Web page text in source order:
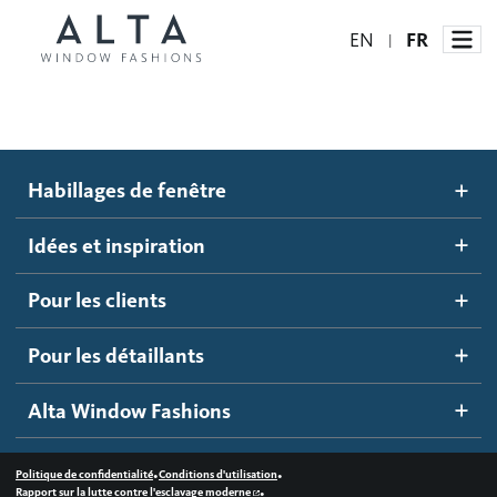
EN | FR
Stores automatisés
Stores alvéolés
Stores à enrouleur
Stores à bandes
Stores translucides
Stores en bois
Idées et inspiration
Blogue
Galerie d'inspiration
Comment ça marche
Devenir un détaillant
Accès détaillant
Contactez-nous
Habillages de fenêtre
Idées et inspiration
Pour les clients
Pour les détaillants
Alta Window Fashions
Politique de confidentialité•Conditions d'utilisation•
Rapport sur la lutte contre l'esclavage moderne •